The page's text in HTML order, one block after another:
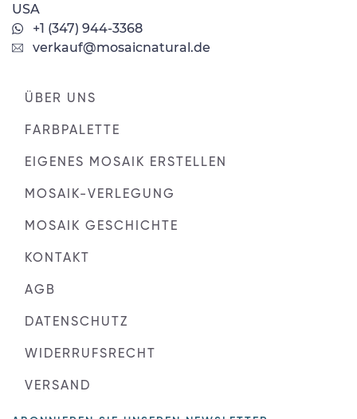
USA
+1 (347) 944-3368
verkauf@mosaicnatural.de
ÜBER UNS
FARBPALETTE
EIGENES MOSAIK ERSTELLEN
MOSAIK-VERLEGUNG
MOSAIK GESCHICHTE
KONTAKT
AGB
DATENSCHUTZ
WIDERRUFSRECHT
VERSAND